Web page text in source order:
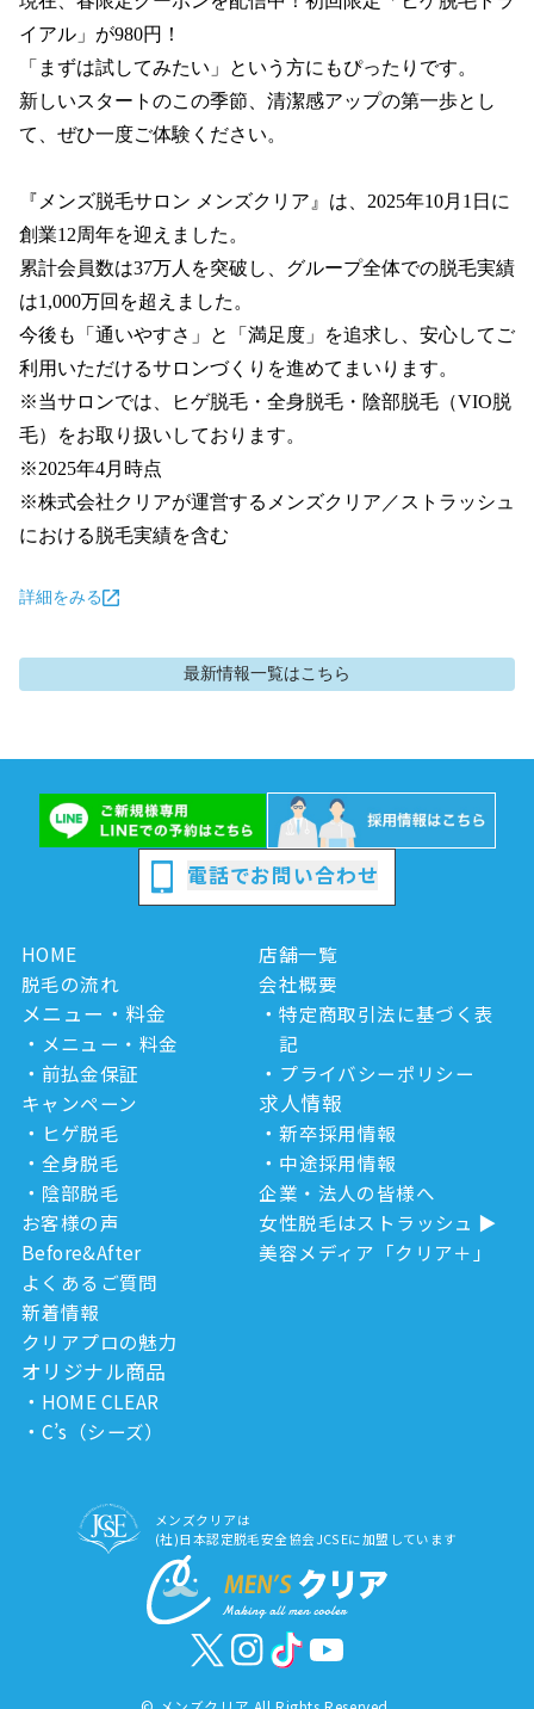
イアル」が980円！
「まずは試してみたい」という方にもぴったりです。
新しいスタートのこの季節、清潔感アップの第一歩とし
て、ぜひ一度ご体験ください。
『メンズ脱毛サロン メンズクリア』は、2025年10月1日に
創業12周年を迎えました。
累計会員数は37万人を突破し、グループ全体での脱毛実績
は1,000万回を超えました。
今後も「通いやすさ」と「満足度」を追求し、安心してご
利用いただけるサロンづくりを進めてまいります。
※当サロンでは、ヒゲ脱毛・全身脱毛・陰部脱毛（VIO脱
毛）をお取り扱いしております。
※2025年4月時点
※株式会社クリアが運営するメンズクリア／ストラッシュ
における脱毛実績を含む
詳細をみる
最新情報一覧はこちら
電話でお問い合わせ
HOME
脱毛の流れ
メニュー・料金
メニュー・料金
前払金保証
キャンペーン
ヒゲ脱毛
全身脱毛
陰部脱毛
お客様の声
Before&After
よくあるご質問
新着情報
クリアプロの魅力
オリジナル商品
HOME CLEAR
C’s（シーズ）
店舗一覧
会社概要
特定商取引法に基づく表
記
プライバシーポリシー
求人情報
新卒採用情報
中途採用情報
企業・法人の皆様へ
女性脱毛はストラッシュ
美容メディア「クリア＋」
メンズクリアは
(社)日本認定脱毛安全協会JCSEに加盟しています